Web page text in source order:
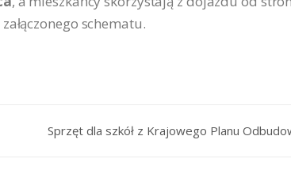
schematu.
Sprzęt dla szkół z Krajowego Planu